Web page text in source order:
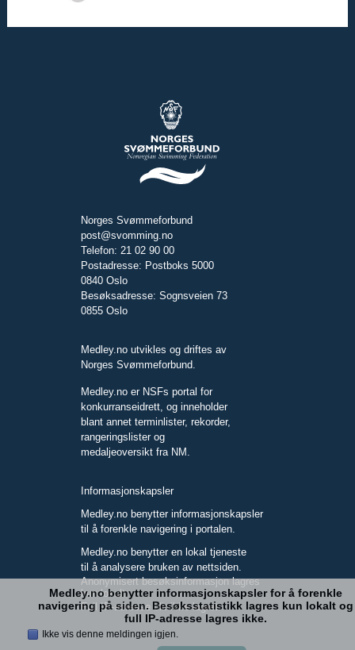
Norges Svømmeforbund
post@svomming.no
Telefon: 21 02 90 00
Postadresse: Postboks 5000
0840 Oslo
Besøksadresse: Sognsveien 73
0855 Oslo
Medley.no utvikles og driftes av
Norges Svømmeforbund.
Medley.no er NSFs portal for
konkurranseidrett, og inneholder
blant annet terminlister, rekorder,
rangeringslister og
medaljeoversikt fra NM.
Informasjonskapsler
Medley.no benytter informasjonskapsler
til å forenkle navigering i portalen.
Medley.no benytter en lokal tjeneste
til å analysere bruken av nettsiden.
Anonymisert besøksinformasjon lagres
kun lokalt.
Full IP-adresse blir ikke lagret.
Medley.no benytter informasjonskapsler for å forenkle
navigering på siden. Besøksstatistikk lagres kun lokalt og
full IP-adresse lagres ikke.
Ikke vis denne meldingen igjen.